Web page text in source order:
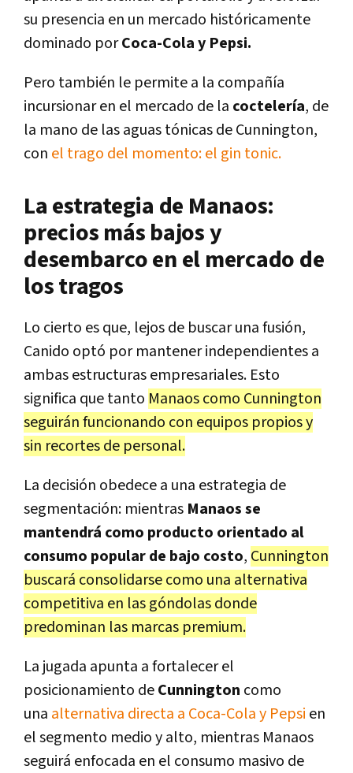
su presencia en un mercado históricamente
dominado porCoca-Cola y Pepsi.
Pero también le permite a la compañía
incursionar en el mercado de la coctelería, de
la mano de las aguas tónicas de Cunnington,
con el trago del momento: el gin tonic.
La estrategia de Manaos:
precios más bajos y
desembarco en el mercado de
los tragos
Lo cierto es que, lejos de buscar una fusión,
Canido optó por mantener independientes a
ambas estructuras empresariales. Esto
significa que tanto Manaos como Cunnington
seguirán funcionando con equipos propios y
sin recortes de personal.
La decisión obedece a una estrategia de
segmentación: mientras Manaos se
mantendrá como producto orientado al
consumo popular de bajo costo, Cunnington
buscará consolidarse como una alternativa
competitiva en las góndolas donde
predominan las marcas premium.
La jugada apunta a fortalecer el
posicionamiento deCunnington como
una alternativa directa a Coca-Cola y Pepsi en
el segmento medio y alto, mientras Manaos
seguirá enfocada en el consumo masivo de